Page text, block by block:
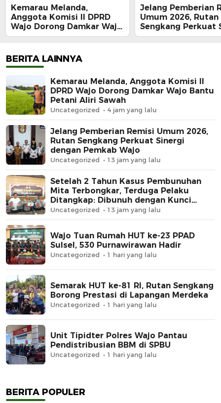
Kemarau Melanda,
Anggota Komisi II DPRD
Wajo Dorong Damkar Wajo
Bantu Petani Aliri Sawah
Jelang Pemberian
Umum 2026, Rutan
Sengkang Perkuat
dengan Pemkab
BERITA LAINNYA
Kemarau Melanda, Anggota Komisi II
DPRD Wajo Dorong Damkar Wajo Bantu
Petani Aliri Sawah
Uncategorized 4 jam yang lalu
Jelang Pemberian Remisi Umum 2026,
Rutan Sengkang Perkuat Sinergi
dengan Pemkab Wajo
Uncategorized 13 jam yang lalu
Setelah 2 Tahun Kasus Pembunuhan
Mita Terbongkar, Terduga Pelaku
Ditangkap: Dibunuh dengan Kunci
Roda, Uang Rp62 Juta Raib
Uncategorized 13 jam yang lalu
Wajo Tuan Rumah HUT ke-23 PPAD
Sulsel, 530 Purnawirawan Hadir
Uncategorized 1 hari yang lalu
Semarak HUT ke-81 RI, Rutan Sengkang
Borong Prestasi di Lapangan Merdeka
Uncategorized 1 hari yang lalu
Unit Tipidter Polres Wajo Pantau
Pendistribusian BBM di SPBU
Uncategorized 1 hari yang lalu
BERITA POPULER